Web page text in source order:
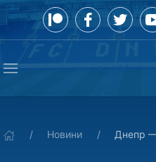
Новини Днепр